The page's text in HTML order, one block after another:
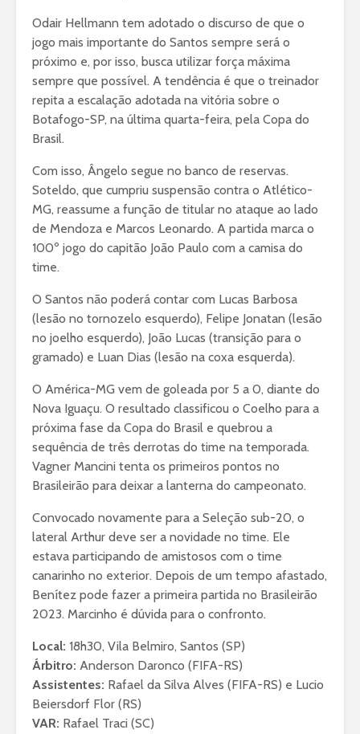
Odair Hellmann tem adotado o discurso de que o
jogo mais importante do Santos sempre será o
próximo e, por isso, busca utilizar força máxima
sempre que possível. A tendência é que o treinador
repita a escalação adotada na vitória sobre o
Botafogo-SP, na última quarta-feira, pela Copa do
Brasil.
Com isso, Ângelo segue no banco de reservas.
Soteldo, que cumpriu suspensão contra o Atlético-
MG, reassume a função de titular no ataque ao lado
de Mendoza e Marcos Leonardo. A partida marca o
100º jogo do capitão João Paulo com a camisa do
time.
O Santos não poderá contar com Lucas Barbosa
(lesão no tornozelo esquerdo), Felipe Jonatan (lesão
no joelho esquerdo), João Lucas (transição para o
gramado) e Luan Dias (lesão na coxa esquerda).
O América-MG vem de goleada por 5 a 0, diante do
Nova Iguaçu. O resultado classificou o Coelho para a
próxima fase da Copa do Brasil e quebrou a
sequência de três derrotas do time na temporada.
Vagner Mancini tenta os primeiros pontos no
Brasileirão para deixar a lanterna do campeonato.
Convocado novamente para a Seleção sub-20, o
lateral Arthur deve ser a novidade no time. Ele
estava participando de amistosos com o time
canarinho no exterior. Depois de um tempo afastado,
Benítez pode fazer a primeira partida no Brasileirão
2023. Marcinho é dúvida para o confronto.
Local: 18h30, Vila Belmiro, Santos (SP)
Árbitro: Anderson Daronco (FIFA-RS)
Assistentes: Rafael da Silva Alves (FIFA-RS) e Lucio
Beiersdorf Flor (RS)
VAR: Rafael Traci (SC)